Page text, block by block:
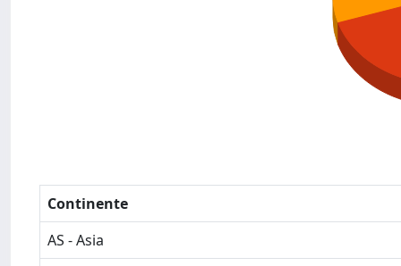
Continente
AS - Asia